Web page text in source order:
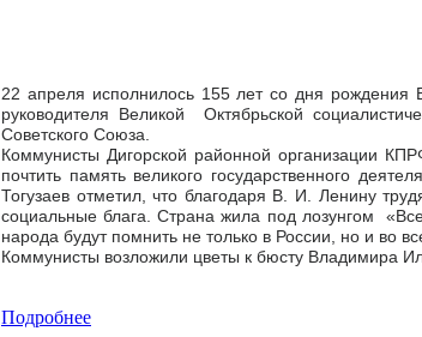
22 апреля исполнилось 155 лет со дня рождения
руководителя Великой Октябрьской
Советского Союза.
Коммунисты Дигорской районной организации
почтить память великого государственного
Тогузаев отметил, что благодаря В. И. Ленину
социальные блага. Страна жила под лозунгом
народа будут помнить не только в России, но и во
Коммунисты возложили цветы к бюсту Владимира
Подробнее